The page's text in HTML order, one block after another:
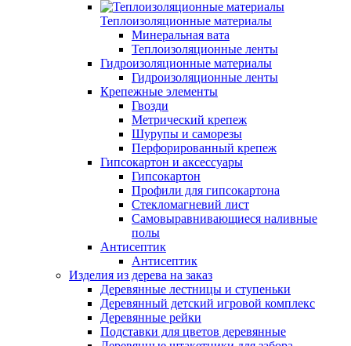
Теплоизоляционные материалы
Минеральная вата
Теплоизоляционные ленты
Гидроизоляционные материалы
Гидроизоляционные ленты
Крепежные элементы
Гвозди
Метрический крепеж
Шурупы и саморезы
Перфорированный крепеж
Гипсокартон и аксессуары
Гипсокартон
Профили для гипсокартона
Стекломагневий лист
Самовыравнивающиеся наливные
полы
Aнтисептик
Aнтисептик
Изделия из дерева на заказ
Деревянные лестницы и ступеньки
Деревянный детский игровой комплекс
Деревянные рейки
Подставки для цветов деревянные